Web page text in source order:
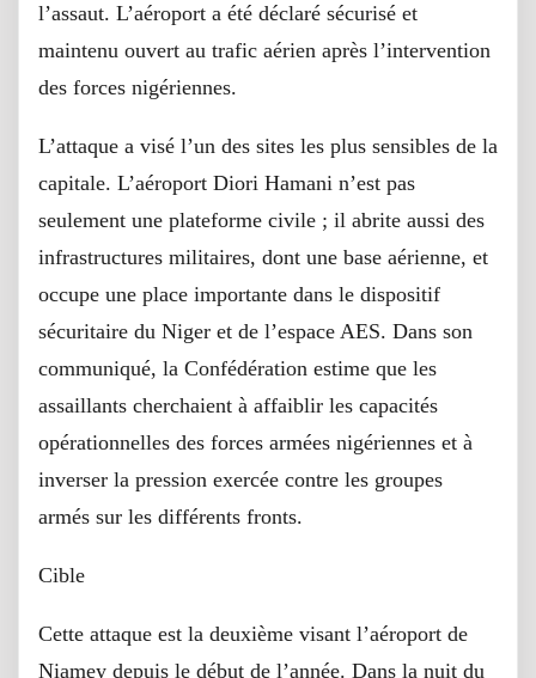
l’assaut. L’aéroport a été déclaré sécurisé et
maintenu ouvert au trafic aérien après l’intervention
des forces nigériennes.
L’attaque a visé l’un des sites les plus sensibles de la
capitale. L’aéroport Diori Hamani n’est pas
seulement une plateforme civile ; il abrite aussi des
infrastructures militaires, dont une base aérienne, et
occupe une place importante dans le dispositif
sécuritaire du Niger et de l’espace AES. Dans son
communiqué, la Confédération estime que les
assaillants cherchaient à affaiblir les capacités
opérationnelles des forces armées nigériennes et à
inverser la pression exercée contre les groupes
armés sur les différents fronts.
Cible
Cette attaque est la deuxième visant l’aéroport de
Niamey depuis le début de l’année. Dans la nuit du